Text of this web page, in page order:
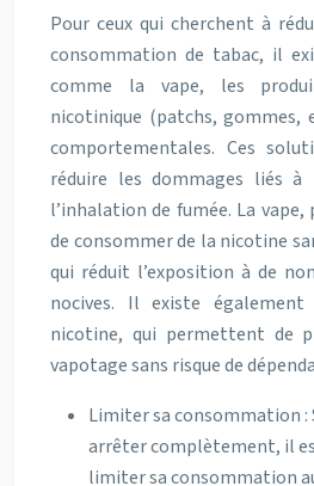
Pour ceux qui cherchent à
consommation de tabac, il
comme la vape, les
nicotinique (patchs, gommes,
comportementales. Ces
réduire les dommages liés
l’inhalation de fumée. La
de consommer de la nicotine
qui réduit l’exposition à de
nocives. Il existe également
nicotine, qui permettent de
vapotage sans risque de
Limiter sa consommation :
arrêter complètement, il
limiter sa consommation